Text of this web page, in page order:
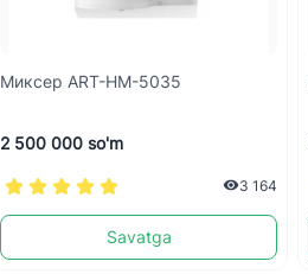
Миксер ART-HM-5035
2 500 000 so'm
3 164
Savatga